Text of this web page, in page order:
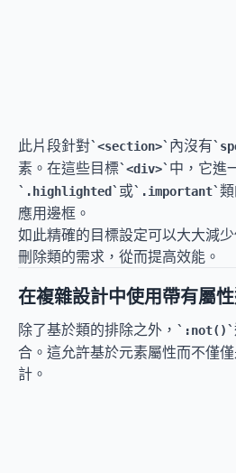
此片段針對 <section> 內沒有
素。在這些目標 <div> 中，它進
.highlighted 或 .important
應用邊框。
如此精確的目標設定可以大大減
刪除類的需求，從而提高效能。
在複雜設計中使用帶有屬
除了基於類的排除之外， :not()
合。這允許基於元素屬性而不僅
計。